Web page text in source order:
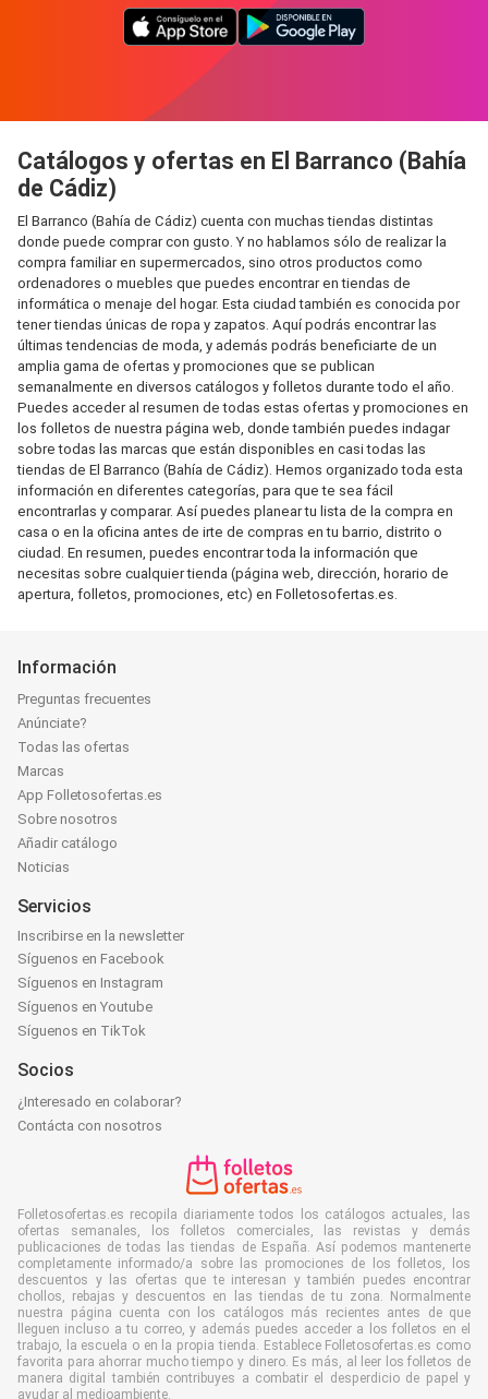
Catálogos y ofertas en El Barranco (Bahía
de Cádiz)
El Barranco (Bahía de Cádiz) cuenta con muchas tiendas distintas
donde puede comprar con gusto. Y no hablamos sólo de realizar la
compra familiar en supermercados, sino otros productos como
ordenadores o muebles que puedes encontrar en tiendas de
informática o menaje del hogar. Esta ciudad también es conocida por
tener tiendas únicas de ropa y zapatos. Aquí podrás encontrar las
últimas tendencias de moda, y además podrás beneficiarte de un
amplia gama de ofertas y promociones que se publican
semanalmente en diversos catálogos y folletos durante todo el año.
Puedes acceder al resumen de todas estas ofertas y promociones en
los folletos de nuestra página web, donde también puedes indagar
sobre todas las marcas que están disponibles en casi todas las
tiendas de El Barranco (Bahía de Cádiz). Hemos organizado toda esta
información en diferentes categorías, para que te sea fácil
encontrarlas y comparar. Así puedes planear tu lista de la compra en
casa o en la oficina antes de irte de compras en tu barrio, distrito o
ciudad. En resumen, puedes encontrar toda la información que
necesitas sobre cualquier tienda (página web, dirección, horario de
apertura, folletos, promociones, etc) en Folletosofertas.es.
Información
Preguntas frecuentes
Anúnciate?
Todas las ofertas
Marcas
App Folletosofertas.es
Sobre nosotros
Añadir catálogo
Noticias
Servicios
Inscribirse en la newsletter
Síguenos en Facebook
Síguenos en Instagram
Síguenos en Youtube
Síguenos en TikTok
Socios
¿Interesado en colaborar?
Contácta con nosotros
Folletosofertas.es recopila diariamente todos los catálogos actuales, las
ofertas semanales, los folletos comerciales, las revistas y demás
publicaciones de todas las tiendas de España. Así podemos mantenerte
completamente informado/a sobre las promociones de los folletos, los
descuentos y las ofertas que te interesan y también puedes encontrar
chollos, rebajas y descuentos en las tiendas de tu zona. Normalmente
nuestra página cuenta con los catálogos más recientes antes de que
lleguen incluso a tu correo, y además puedes acceder a los folletos en el
trabajo, la escuela o en la propia tienda. Establece Folletosofertas.es como
favorita para ahorrar mucho tiempo y dinero. Es más, al leer los folletos de
manera digital también contribuyes a combatir el desperdicio de papel y
ayudar al medioambiente.